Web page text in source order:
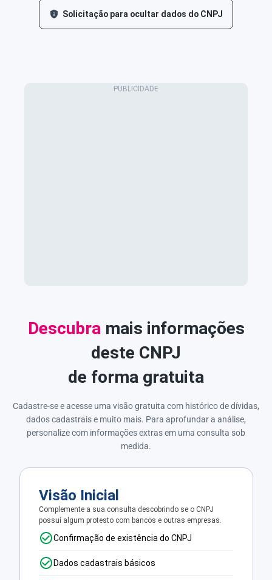
Solicitação para ocultar dados do CNPJ
Descubra mais informações
deste CNPJ
de forma gratuita
Cadastre-se e acesse uma visão gratuita com histórico de dívidas,
dados cadastrais e muito mais. Para aprofundar a análise,
personalize com informações extras em uma consulta sob
medida.
Visão Inicial
Complemente a sua consulta descobrindo se o CNPJ
possui algum protesto com bancos e outras empresas.
Confirmação de existência do CNPJ
Dados cadastrais básicos